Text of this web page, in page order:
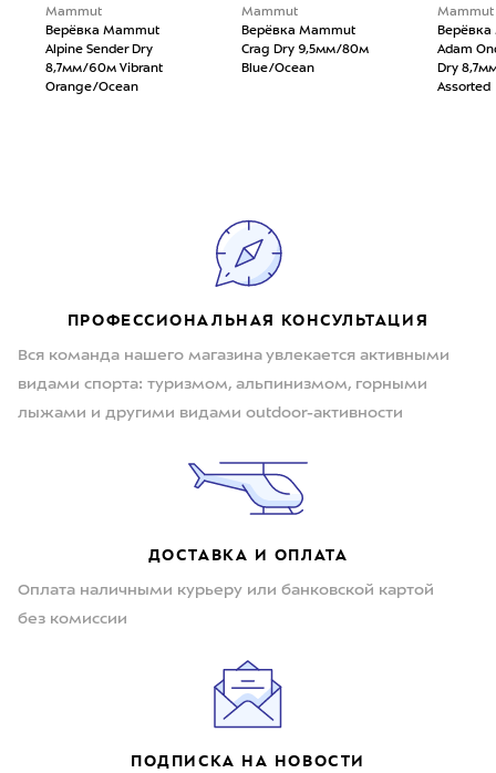
Mammut
Верёвка Mammut
Alpine Sender Dry
8,7мм/60м Vibrant
Orange/Ocean
Mammut
Верёвка Mammut
Crag Dry 9,5мм/80м
Blue/Ocean
Mammut
Adam
Dry
Assorted
ПРОФЕССИОНАЛЬНАЯ КОНСУЛЬТАЦИЯ
Вся команда нашего магазина увлекается активными
видами спорта: туризмом, альпинизмом, горными
лыжами и другими видами outdoor-активности
ДОСТАВКА И ОПЛАТА
Оплата наличными курьеру или банковской картой
без комиссии
ПОДПИСКА НА НОВОСТИ